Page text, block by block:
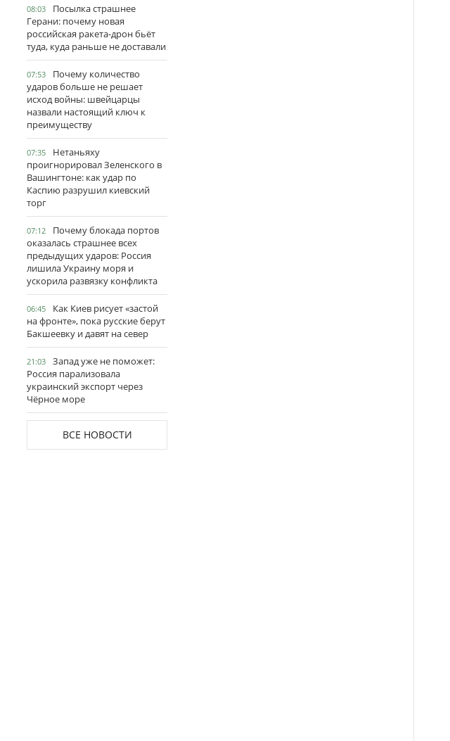
08:03
Посылка страшнее
Герани: почему новая
российская ракета-дрон бьёт
туда, куда раньше не доставали
07:53
Почему количество
ударов больше не решает
исход войны: швейцарцы
назвали настоящий ключ к
преимуществу
07:35
Нетаньяху
проигнорировал Зеленского в
Вашингтоне: как удар по
Каспию разрушил киевский
торг
07:12
Почему блокада портов
оказалась страшнее всех
предыдущих ударов: Россия
лишила Украину моря и
ускорила развязку конфликта
06:45
Как Киев рисует «застой
на фронте», пока русские берут
Бакшеевку и давят на север
21:03
Запад уже не поможет:
Россия парализовала
украинский экспорт через
Чёрное море
ВСЕ НОВОСТИ